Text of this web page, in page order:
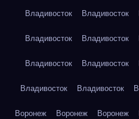
Владивосток Владивосток
Владивосток Владивосток
Владивосток Владивосток
Владивосток Владивосток
Воронеж Воронеж Воронеж